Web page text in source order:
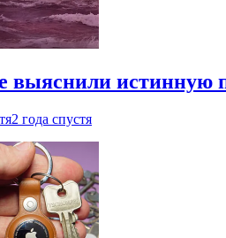
выяснили истинную
2 года спустя